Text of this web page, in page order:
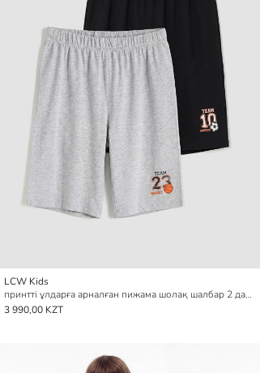
LCW Kids
принтті ұлдарға арналған пижама шолақ шалбар 2 данадан тұратын pack
3 990,00 KZT